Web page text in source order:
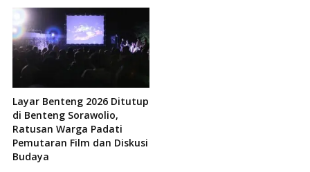
Layar Benteng 2026 Ditutup
di Benteng Sorawolio,
Ratusan Warga Padati
Pemutaran Film dan Diskusi
Budaya